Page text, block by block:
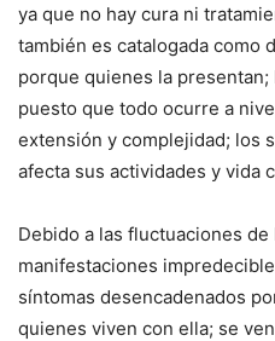
ya que no hay cura ni
también es catalogada como
porque quienes la
puesto que todo ocurre a
extensión y complejidad; los
afecta sus actividades y vida
Debido a las fluctuaciones de
manifestaciones
síntomas desencadenados
quienes viven con ella; se